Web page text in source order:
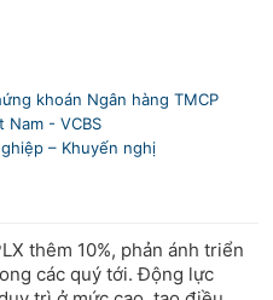
HỘI NGHỊ HỘI THẢO
WATCH LIST
khoán Ngân hàng TMCP
Nam - VCBS
– Khuyến nghị
thêm 10%, phản ánh triển
các quý tới. Động lực